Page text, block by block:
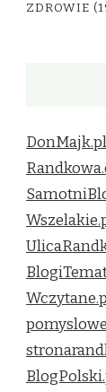
ZDROWIE
DonMajk.pl